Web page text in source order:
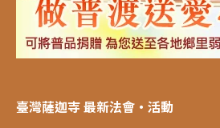
臺灣薩迦寺 最新法會‧活動